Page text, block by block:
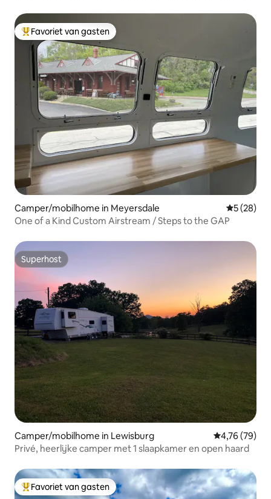
Topfavoriet van gasten
Favoriet van gasten
Camper/mobilhome in Meyersdale
5 (28)
One of a Kind Custom Airstream / Steps to the GAP
Superhost
Superhost
Camper/mobilhome in Lewisburg Gemiddelde
4,76 (79)
Privé, heerlijke camper met 1 slaapkamer en open haard
Topfavoriet van gasten
Favoriet van gasten